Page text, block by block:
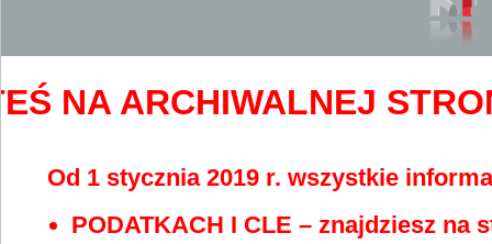
NA ARCHIWALNEJ
Od 1 stycznia 2019 r. wszystkie
PODATKACH I CLE – znajdziesz na